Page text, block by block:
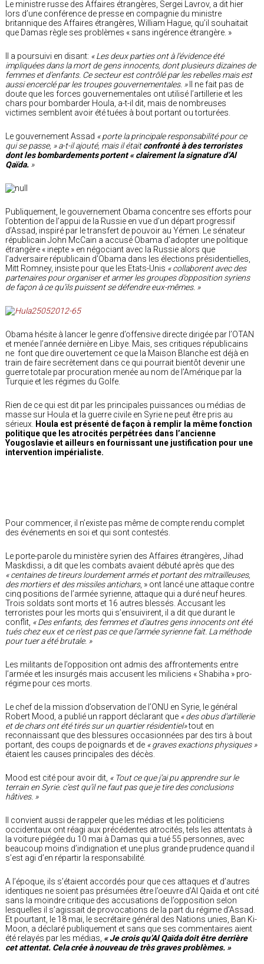
Le ministre russe des Affaires étrangères, Sergei Lavrov, a dit hier
lors d’une conférence de presse en compagnie du ministre
britannique des Affaires étrangères, William Hague, qu’il souhaitait
que Damas règle ses problèmes « sans ingérence étrangère. »
Il a poursuivi en disant: « Les deux parties ont à l’évidence été
impliquées dans la mort de gens innocents, dont plusieurs dizaines de
femmes et d’enfants. Ce secteur est contrôlé par les rebelles mais est
aussi encerclé par les troupes gouvernementales. »Il ne fait pas de
doute que les forces gouvernementales ont utilisé l’artillerie et les
chars pour bombarder Houla, a-t-il dit, mais de nombreuses
victimes semblent avoir été tuées à bout portant ou torturées.
Le gouvernement Assad « porte la principale responsabilité pour ce
qui se passe, » a-t-il ajouté, mais il étaitconfronté à des terroristes
dont les bombardements portent « clairement la signature d’Al
Qaïda. »
Publiquement, le gouvernement Obama concentre ses efforts pour
l’obtention de l’appui de la Russie en vue d’un départ progressif
d’Assad, inspiré par le transfert de pouvoir au Yémen. Le sénateur
républicain John McCain a accusé Obama d’adopter une politique
étrangère « inepte » en négociant avec la Russie alors que
l’adversaire républicain d’Obama dans les élections présidentielles,
Mitt Romney, insiste pour que les Etats-Unis « collaborent avec des
partenaires pour organiser et armer les groupes d’opposition syriens
de façon à ce qu’ils puissent se défendre eux-mêmes. »
Obama hésite à lancer le genre d’offensive directe dirigée par l’OTAN
et menée l’année dernière en Libye. Mais, ses critiques républicains
ne font que dire ouvertement ce que la Maison Blanche est déjà en
train de faire secrètement dans ce qui pourrait bientôt devenir une
guerre totale par procuration menée au nom de l’Amérique par la
Turquie et les régimes du Golfe.
Rien de ce qui est dit par les principales puissances ou médias de
masse sur Houla et la guerre civile en Syrie ne peut être pris au
sérieux. Houla est présenté de façon à remplir la même fonction
politique que les atrocités perpétrées dans l’ancienne
Yougoslavie et ailleurs en fournissant une justification pour une
intervention impérialiste.
Pour commencer, il n’existe pas même de compte rendu complet
des événements en soi et qui sont contestés.
Le porte-parole du ministère syrien des Affaires étrangères, Jihad
Maskdissi, a dit que les combats avaient débuté après que des
« centaines de tireurs lourdement armés et portant des mitrailleuses,
des mortiers et des missiles antichars, » ont lancé une attaque contre
cinq positions de l’armée syrienne, attaque qui a duré neuf heures.
Trois soldats sont morts et 16 autres blessés. Accusant les
terroristes pour les morts qui s’ensuivirent, il a dit que durant le
conflit, « Des enfants, des femmes et d’autres gens innocents ont été
tués chez eux et ce n’est pas ce que l’armée syrienne fait. La méthode
pour tuer a été brutale. »
Les militants de l’opposition ont admis des affrontements entre
l’armée et les insurgés mais accusent les miliciens « Shabiha » pro-
régime pour ces morts.
Le chef de la mission d’observation de l’ONU en Syrie, le général
Robert Mood, a publié un rapport déclarant que « des obus d’artillerie
et de chars ont été tirés sur un quartier résidentiel»tout en
reconnaissant que des blessures occasionnées par des tirs à bout
portant, des coups de poignards et de « graves exactions physiques »
étaient les causes principales des décès.
Mood est cité pour avoir dit, « Tout ce que j’ai pu apprendre sur le
terrain en Syrie. c’est qu’il ne faut pas que je tire des conclusions
hâtives. »
Il convient aussi de rappeler que les médias et les politiciens
occidentaux ont réagi aux précédentes atrocités, tels les attentats à
la voiture piégée du 10 mai à Damas qui a tué 55 personnes, avec
beaucoup moins d’indignation et une plus grande prudence quand il
s’est agi d’en répartir la responsabilité.
A l’époque, ils s’étaient accordés pour que ces attaques et d’autres
identiques ne soient pas présumées être l’oeuvre d’Al Qaïda et ont cité
sans la moindre critique des accusations de l’opposition selon
lesquelles il s’agissait de provocations de la part du régime d’Assad.
Et pourtant, le 18 mai, le secrétaire général des Nations unies, Ban Ki-
Moon, a déclaré publiquement et sans que ses commentaires aient
été relayés par les médias, « Je crois qu’Al Qaïda doit être derrière
cet attentat. Cela crée à nouveau de très graves problèmes. »